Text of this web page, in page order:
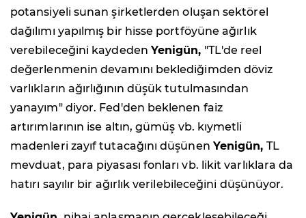
potansiyeli sunan şirketlerden oluşan sektörel
dağılımı yapılmış bir hisse portföyüne ağırlık
verebileceğini kaydeden Yenigün, "TL'de reel
değerlenmenin devamını beklediğimden döviz
varlıkların ağırlığının düşük tutulmasından
yanayım" diyor. Fed'den beklenen faiz
artırımlarının ise altın, gümüş vb. kıymetli
madenleri zayıf tutacağını düşünen Yenigün, TL
mevduat, para piyasası fonları vb. likit varlıklara da
hatırı sayılır bir ağırlık verilebileceğini düşünüyor.